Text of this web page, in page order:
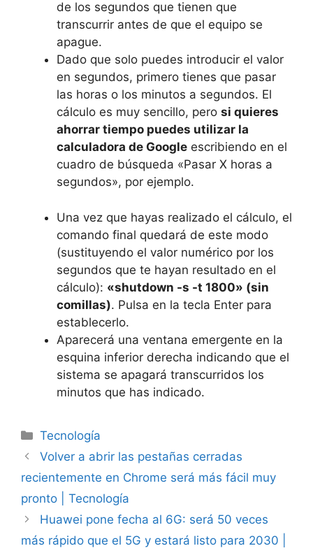
de los segundos que tienen que
transcurrir antes de que el equipo se
apague.
Dado que solo puedes introducir el valor
en segundos, primero tienes que pasar
las horas o los minutos a segundos. El
cálculo es muy sencillo, pero si quieres
ahorrar tiempo puedes utilizar la
calculadora de Google escribiendo en el
cuadro de búsqueda «Pasar X horas a
segundos», por ejemplo.
Una vez que hayas realizado el cálculo, el
comando final quedará de este modo
(sustituyendo el valor numérico por los
segundos que te hayan resultado en el
cálculo): «shutdown -s -t 1800» (sin
comillas). Pulsa en la tecla Enter para
establecerlo.
Aparecerá una ventana emergente en la
esquina inferior derecha indicando que el
sistema se apagará transcurridos los
minutos que has indicado.
Categorías
Tecnología
Volver a abrir las pestañas cerradas
recientemente en Chrome será más fácil muy
pronto | Tecnología
Huawei pone fecha al 6G: será 50 veces
más rápido que el 5G y estará listo para 2030 |